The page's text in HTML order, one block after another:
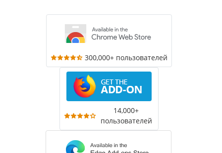
300,000+ пользователей
14,000+
пользователей